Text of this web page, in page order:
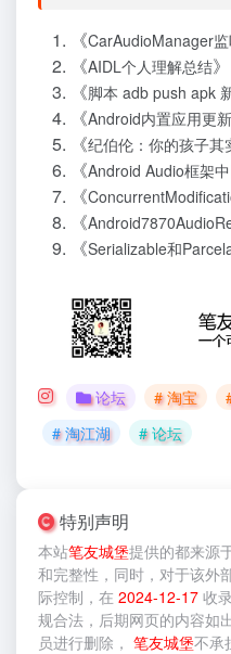
《CarAudioManager
《AIDL个人理解总结》
《脚本 adb push apk
《Android内置应用更
《纪伯伦：你的孩子其
《Android Audio框架
《
《
《Serializable和
论坛 # 淘宝
# 淘江湖
# 论坛
特别声明
本站笔友城堡提供的都来源
和完整性，同时，对于该外
际控制，在 2024-12-17 收
规合法，后期网页的内容如
员进行删除， 笔友城堡不承